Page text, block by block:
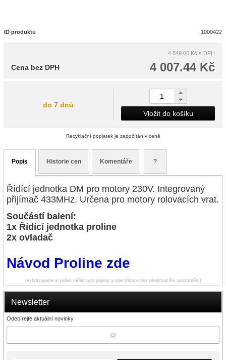
Newsletter
Odebírejte aktuální novinky
ID produktu 1000422
4 849.00 Kč s DPH
4 007.44 Kč
Cena bez DPH
do 7 dnů
Vložit do košíku
Recyklační poplatek je započítán v ceně
Popis Historie cen Komentáře ?
Řídící jednotka DM pro motory 230V. Integrovaný
přijímač 433MHz. Určena pro motory rolovacích vrat.
Součástí balení:
1x Řídící jednotka proline
2x ovladač
Návod Proline zde
(vyhrazujeme si právo měnit tyto popisy a specifikace bez předchozího upozornění)